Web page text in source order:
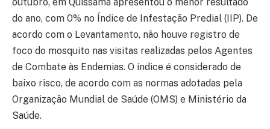
do ano, com 0% no Índice de Infestação Predial (IIP). De
acordo com o Levantamento, não houve registro de
foco do mosquito nas visitas realizadas pelos Agentes
de Combate às Endemias. O índice é considerado de
baixo risco, de acordo com as normas adotadas pela
Organização Mundial de Saúde (OMS) e Ministério da
Saúde.